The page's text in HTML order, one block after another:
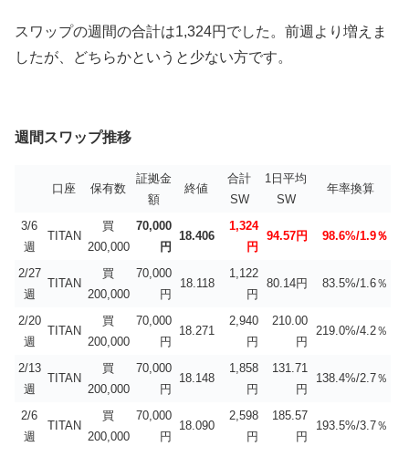
スワップの週間の合計は1,324円でした。前週より増えま
したが、どちらかというと少ない方です。
週間スワップ推移
口座 保有数
証拠金
額
終値
合計
SW
1日平均
SW
年率換算
3/6
週
TITAN
買
200,000
70,000
円
18.406
1,324
円
94.57円 98.6%/1.9％
2/27
週
TITAN
買
200,000
70,000
円
18.118
1,122
円
80.14円 83.5%/1.6％
2/20
週
TITAN
買
200,000
70,000
円
18.271
2,940
円
210.00
円
219.0%/4.2％
2/13
週
TITAN
買
200,000
70,000
円
18.148
1,858
円
131.71
円
138.4%/2.7％
2/6
週
TITAN
買
200,000
70,000
円
18.090
2,598
円
185.57
円
193.5%/3.7％